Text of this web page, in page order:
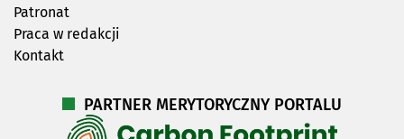
Patronat
Praca w redakcji
Kontakt
PARTNER MERYTORYCZNY PORTALU